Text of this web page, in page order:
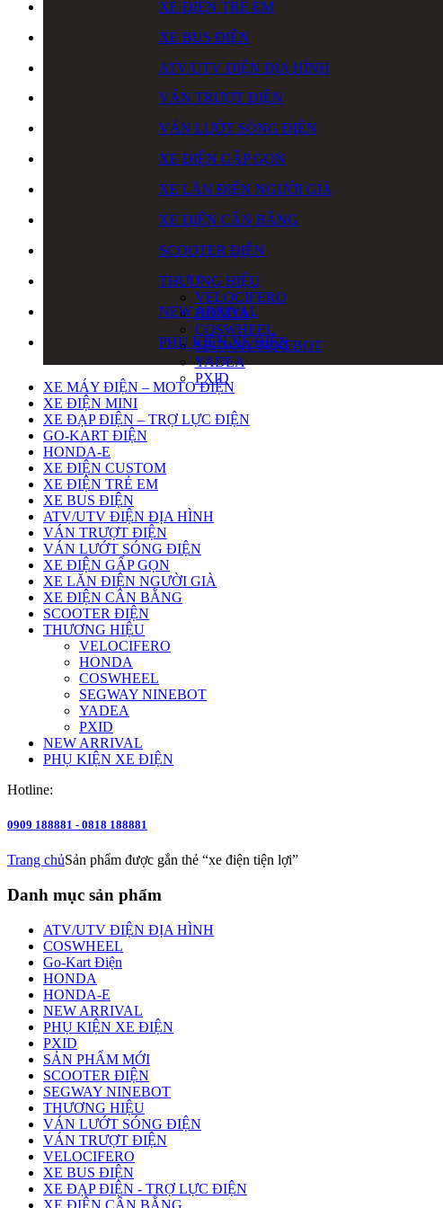
XE ĐIỆN TRẺ EM
XE BUS ĐIỆN
ATV/UTV ĐIỆN ĐỊA HÌNH
VÁN TRƯỢT ĐIỆN
VÁN LƯỚT SÓNG ĐIỆN
XE ĐIỆN GẤP GỌN
XE LĂN ĐIỆN NGƯỜI GIÀ
XE ĐIỆN CÂN BẰNG
SCOOTER ĐIỆN
THƯƠNG HIỆU
VELOCIFERO
HONDA
COSWHEEL
SEGWAY NINEBOT
YADEA
PXID
NEW ARRIVAL
PHỤ KIỆN XE ĐIỆN
XE MÁY ĐIỆN – MOTO ĐIỆN
XE ĐIỆN MINI
XE ĐẠP ĐIỆN – TRỢ LỰC ĐIỆN
GO-KART ĐIỆN
HONDA-E
XE ĐIỆN CUSTOM
XE ĐIỆN TRẺ EM
XE BUS ĐIỆN
ATV/UTV ĐIỆN ĐỊA HÌNH
VÁN TRƯỢT ĐIỆN
VÁN LƯỚT SÓNG ĐIỆN
XE ĐIỆN GẤP GỌN
XE LĂN ĐIỆN NGƯỜI GIÀ
XE ĐIỆN CÂN BẰNG
SCOOTER ĐIỆN
THƯƠNG HIỆU
VELOCIFERO
HONDA
COSWHEEL
SEGWAY NINEBOT
YADEA
PXID
NEW ARRIVAL
PHỤ KIỆN XE ĐIỆN
Hotline:
0909 188881 - 0818 188881
Trang chủSản phẩm được gắn thẻ “xe điện tiện lợi”
Danh mục sản phẩm
ATV/UTV ĐIỆN ĐỊA HÌNH
COSWHEEL
Go-Kart Điện
HONDA
HONDA-E
NEW ARRIVAL
PHỤ KIỆN XE ĐIỆN
PXID
SẢN PHẨM MỚI
SCOOTER ĐIỆN
SEGWAY NINEBOT
THƯƠNG HIỆU
VÁN LƯỚT SÓNG ĐIỆN
VÁN TRƯỢT ĐIỆN
VELOCIFERO
XE BUS ĐIỆN
XE ĐẠP ĐIỆN - TRỢ LỰC ĐIỆN
XE ĐIỆN CÂN BẰNG